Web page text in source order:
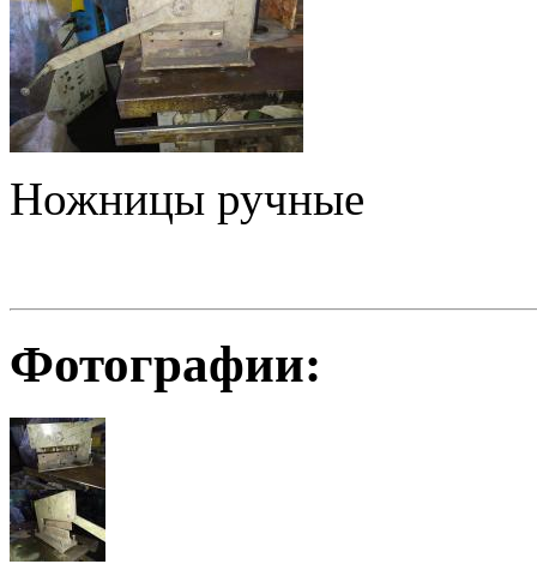
Ножницы ручные
Фотографии: